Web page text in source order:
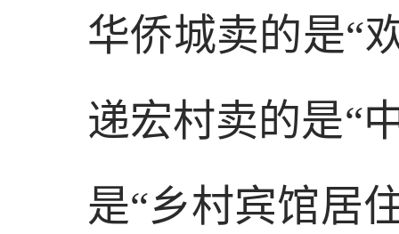
华侨城卖的是“
递宏村卖的是“
是“乡村宾馆居